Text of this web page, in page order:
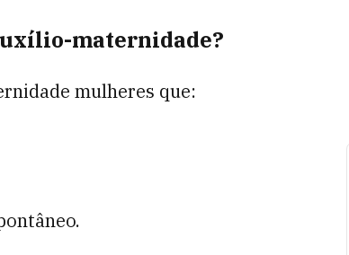
maternidade?
mulheres que: